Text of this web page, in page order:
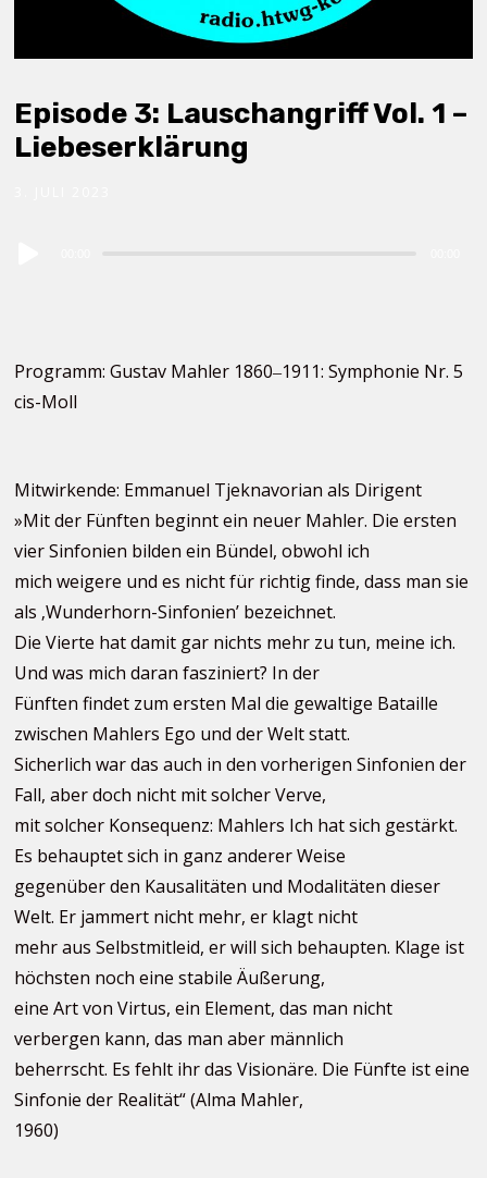
Episode 3: Lauschangriff Vol. 1 –
Liebeserklärung
Programm: Gustav Mahler 1860‒1911: Symphonie Nr. 5
cis-Moll
Mitwirkende: Emmanuel Tjeknavorian als Dirigent
»Mit der Fünften beginnt ein neuer Mahler. Die ersten
vier Sinfonien bilden ein Bündel, obwohl ich
mich weigere und es nicht für richtig finde, dass man sie
als ‚Wunderhorn-Sinfonien’ bezeichnet.
Die Vierte hat damit gar nichts mehr zu tun, meine ich.
Und was mich daran fasziniert? In der
Fünften findet zum ersten Mal die gewaltige Bataille
zwischen Mahlers Ego und der Welt statt.
Sicherlich war das auch in den vorherigen Sinfonien der
Fall, aber doch nicht mit solcher Verve,
mit solcher Konsequenz: Mahlers Ich hat sich gestärkt.
Es behauptet sich in ganz anderer Weise
gegenüber den Kausalitäten und Modalitäten dieser
Welt. Er jammert nicht mehr, er klagt nicht
mehr aus Selbstmitleid, er will sich behaupten. Klage ist
höchsten noch eine stabile Äußerung,
eine Art von Virtus, ein Element, das man nicht
verbergen kann, das man aber männlich
beherrscht. Es fehlt ihr das Visionäre. Die Fünfte ist eine
Sinfonie der Realität“ (Alma Mahler,
1960)